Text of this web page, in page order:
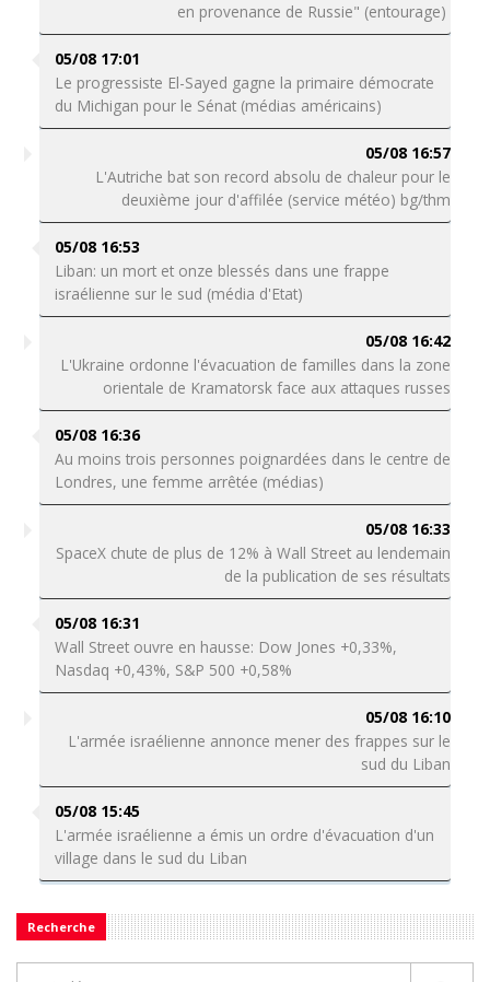
en provenance de Russie" (entourage)
05/08 17:01
Le progressiste El-Sayed gagne la primaire démocrate
du Michigan pour le Sénat (médias américains)
05/08 16:57
L'Autriche bat son record absolu de chaleur pour le
deuxième jour d'affilée (service météo) bg/thm
05/08 16:53
Liban: un mort et onze blessés dans une frappe
israélienne sur le sud (média d'Etat)
05/08 16:42
L'Ukraine ordonne l'évacuation de familles dans la zone
orientale de Kramatorsk face aux attaques russes
05/08 16:36
Au moins trois personnes poignardées dans le centre de
Londres, une femme arrêtée (médias)
05/08 16:33
SpaceX chute de plus de 12% à Wall Street au lendemain
de la publication de ses résultats
05/08 16:31
Wall Street ouvre en hausse: Dow Jones +0,33%,
Nasdaq +0,43%, S&P 500 +0,58%
05/08 16:10
L'armée israélienne annonce mener des frappes sur le
sud du Liban
05/08 15:45
L'armée israélienne a émis un ordre d'évacuation d'un
village dans le sud du Liban
Recherche